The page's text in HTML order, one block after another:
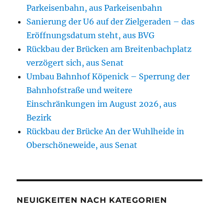
Parkeisenbahn, aus Parkeisenbahn
Sanierung der U6 auf der Zielgeraden – das
Eröffnungsdatum steht, aus BVG
Rückbau der Brücken am Breitenbachplatz
verzögert sich, aus Senat
Umbau Bahnhof Köpenick – Sperrung der
Bahnhofstraße und weitere
Einschränkungen im August 2026, aus
Bezirk
Rückbau der Brücke An der Wuhlheide in
Oberschöneweide, aus Senat
NEUIGKEITEN NACH KATEGORIEN